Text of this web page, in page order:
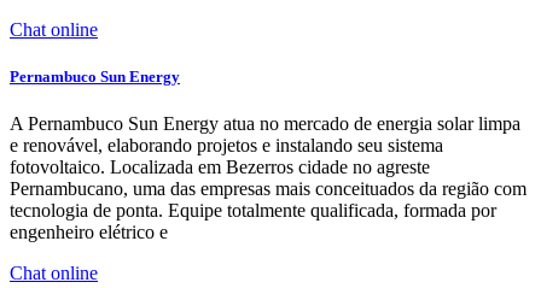
Chat online
Pernambuco Sun Energy
A Pernambuco Sun Energy atua no mercado de energia solar limpa
e renovável, elaborando projetos e instalando seu sistema
fotovoltaico. Localizada em Bezerros cidade no agreste
Pernambucano, uma das empresas mais conceituados da região com
tecnologia de ponta. Equipe totalmente qualificada, formada por
engenheiro elétrico e
Chat online